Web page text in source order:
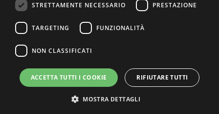
+(34) 976 462 121
© Lecitrailer S.A. 2026
STRETTAMENTE NECESSARIO PRESTAZIONE
TARGETING FUNZIONALITÀ
NON CLASSIFICATI
ACCETTA TUTTI I COOKIE RIFIUTARE TUTTI
MOSTRA DETTAGLI